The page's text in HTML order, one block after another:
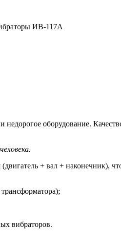
ИВ-117А
оборудование.
+ вал + наконечник),
вибраторов.